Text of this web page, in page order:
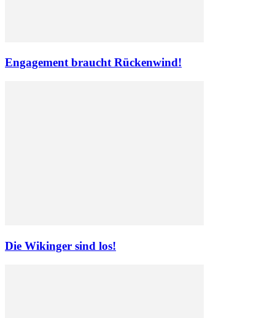
Engagement braucht Rückenwind!
Die Wikinger sind los!